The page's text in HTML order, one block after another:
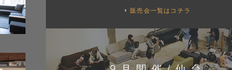
販売会一覧はコチラ